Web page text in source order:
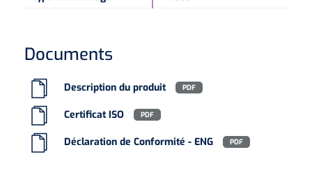
Écrans d'optotypes
Documents
Description du produit PDF
Certificat ISO PDF
Déclaration de Conformité - ENG PDF